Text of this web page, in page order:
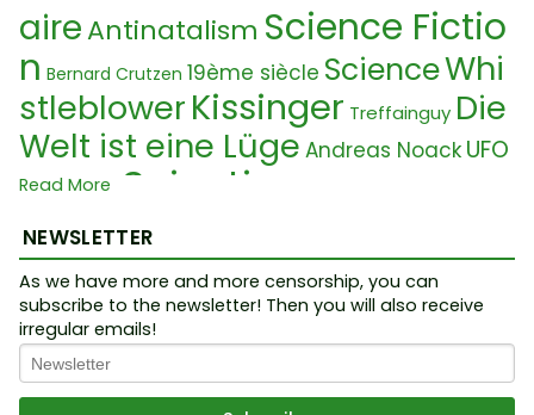
aireAntinatalism Science Fictio
n Bernard Crutzen 19ème siècle ScienceWhi
stleblowerKissinger Treffainguy Die
Welt ist eine Lüge Andreas Noack UFO
Trump Scientismus
ber pandemie
omGrammaticDigitaler StaatNouvel Or
dre MondialeNanotechnologie
attenfängerChimieIdolatriePh
armaNeurolinkPoliceProtestTra
Read More
NEWSLETTER
As we have more and more censorship, you can
subscribe to the newsletter! Then you will also receive
irregular emails!